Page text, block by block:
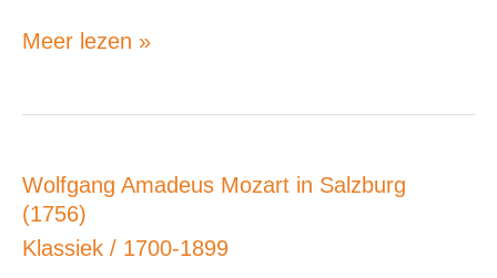
Meer lezen »
Wolfgang Amadeus Mozart in Salzburg
(1756)
Klassiek / 1700-1899
Wolfgang
Amadeus
Mozart
in